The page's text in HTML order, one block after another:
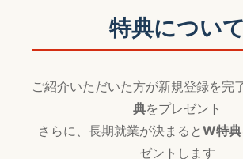
特典について
ご紹介いただいた方が新規登録を完
典をプレゼント
さらに、長期就業が決まるとW特典
ゼントします